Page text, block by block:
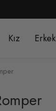
Kız Erkek